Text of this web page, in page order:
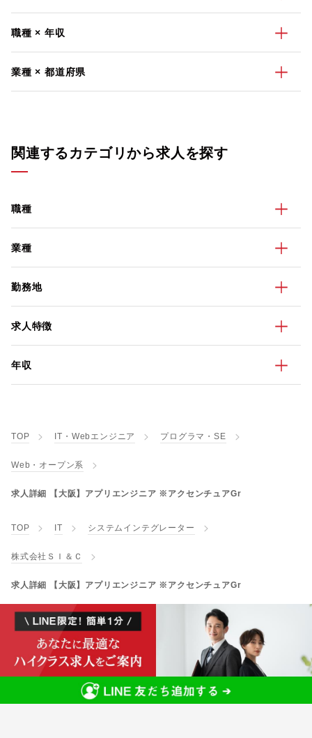
職種 × 年収
業種 × 都道府県
関連するカテゴリから求人を探す
職種
業種
勤務地
求人特徴
年収
TOP IT・Webエンジニア プログラマ・SE
Web・オープン系
求人詳細 【大阪】アプリエンジニア ※アクセンチュアGr
TOP IT システムインテグレーター
株式会社ＳＩ＆Ｃ
求人詳細 【大阪】アプリエンジニア ※アクセンチュアGr